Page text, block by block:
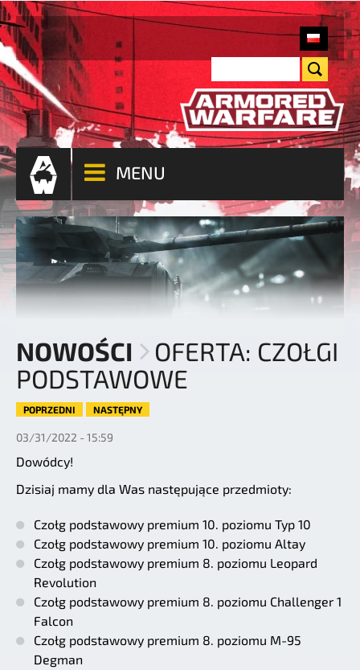
MENU
NOWOŚCI
OFERTA: CZOŁGI
PODSTAWOWE
POPRZEDNI NASTĘPNY
03/31/2022 - 15:59
Dowódcy!
Dzisiaj mamy dla Was następujące przedmioty:
Czołg podstawowy premium 10. poziomu Typ 10
Czołg podstawowy premium 10. poziomu Altay
Czołg podstawowy premium 8. poziomu Leopard
Revolution
Czołg podstawowy premium 8. poziomu Challenger 1
Falcon
Czołg podstawowy premium 8. poziomu M-95
Degman